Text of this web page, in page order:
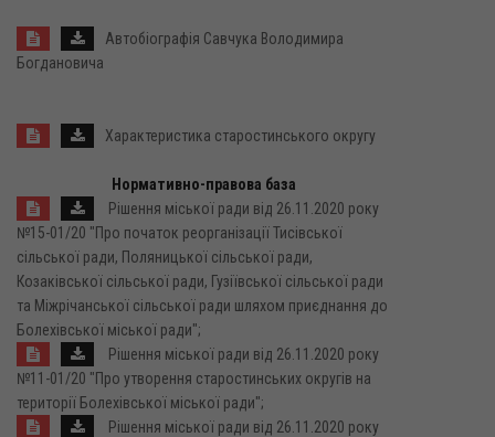
Автобіографія Савчука Володимира
Богдановича
Характеристика старостинського округу
Нормативно-правова база
Рішення міської ради від 26.11.2020 року
№15-01/20 "Про початок реорганізації Тисівської
сільської ради, Поляницької сільської ради,
Козаківської сільської ради, Гузіївської сільської ради
та Міжрічанської сільської ради шляхом приєднання до
Болехівської міської ради";
Рішення міської ради від 26.11.2020 року
№11-01/20 "Про утворення старостинських округів на
території Болехівської міської ради";
Рішення міської ради від 26.11.2020 року